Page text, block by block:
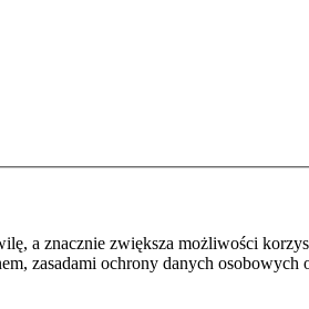
a znacznie zwiększa możliwości
zasadami ochrony danych